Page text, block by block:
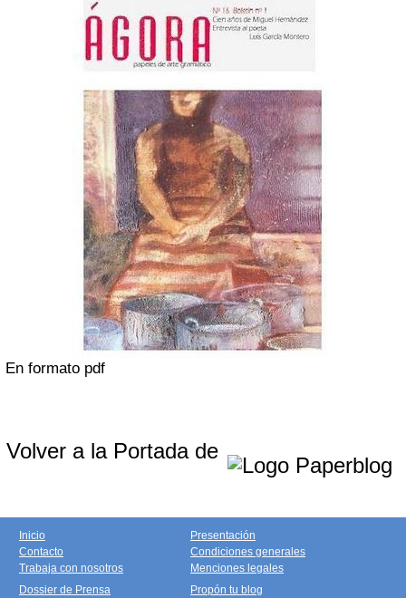
En formato pdf
Volver a la Portada de
Inicio
Contacto
Trabaja con nosotros
Presentación
Condiciones generales
Menciones legales
Dossier de Prensa
Propón tu blog